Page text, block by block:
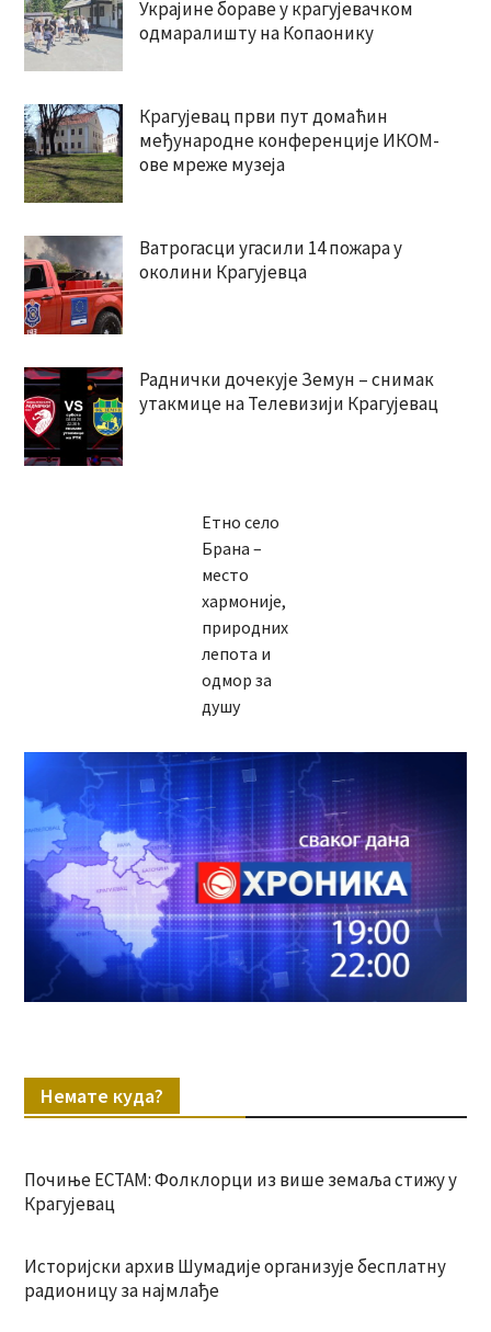
Украјине бораве у крагујевачком
одмаралишту на Копаонику
Крагујевац први пут домаћин
међународне конференције ИКОМ-
ове мреже музеја
Ватрогасци угасили 14 пожара у
околини Крагујевца
Раднички дочекује Земун – снимак
утакмице на Телевизији Крагујевац
Етно село
Брана –
место
хармоније,
природних
лепота и
одмор за
душу
Немате куда?
Почиње ЕСТАМ: Фолклорци из више земаља стижу у
Крагујевац
Историјски архив Шумадије организује бесплатну
радионицу за најмлађе